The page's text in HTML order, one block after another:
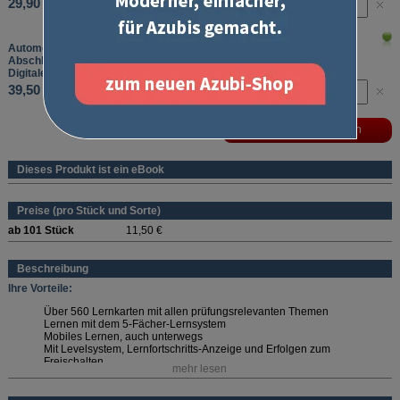
29,90 €
Automobilkaufmann / Automobilkauffrau
Abschlussprüfung Teil 1 und Teil 2
Digitale Lernkarten - Laufzeit: 12 Monate
39,50 €
Dieses Produkt ist ein eBook
Preise (pro Stück und Sorte)
ab 101 Stück
11,50 €
Beschreibung
Ihre Vorteile:
Über 560 Lernkarten mit allen prüfungsrelevanten Themen
Lernen mit dem 5-Fächer-Lernsystem
Mobiles Lernen, auch unterwegs
Mit Levelsystem, Lernfortschritts-Anzeige und Erfolgen zum
Freischalten
mehr lesen